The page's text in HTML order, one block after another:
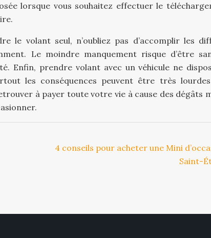
lorsque vous souhaitez effectuer le
le volant seul, n’oubliez pas d’accomplir les
Le moindre manquement risque d’être
Enfin, prendre volant avec un véhicule ne
les conséquences peuvent être très
à payer toute votre vie à cause des dégâts
4 conseils pour acheter une Mini
Saint-